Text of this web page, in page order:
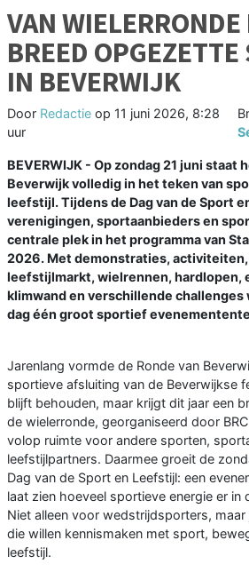
VAN WIELERRONDE
BREED OPGEZETTE
IN BEVERWIJK
Door Redactie op 11 juni 2026, 8:28
uur
BEVERWIJK - Op zondag 21 juni staat
Beverwijk volledig in het teken van
leefstijl. Tijdens de Dag van de Sport
verenigingen, sportaanbieders en
centrale plek in het programma van
2026. Met demonstraties,
leefstijlmarkt, wielrennen, hardlopen,
klimwand en verschillende
dag één groot sportief
Jarenlang vormde de Ronde van
sportieve afsluiting van de Beverwijkse
blijft behouden, maar krijgt dit jaar een
de wielerronde, georganiseerd door
volop ruimte voor andere sporten,
leefstijlpartners. Daarmee groeit de
Dag van de Sport en Leefstijl: een
laat zien hoeveel sportieve energie er in
Niet alleen voor wedstrijdsporters,
die willen kennismaken met sport,
leefstijl.